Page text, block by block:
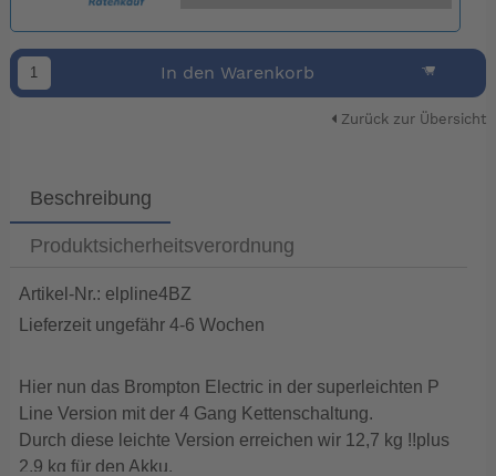
In den Warenkorb
Zurück zur Übersicht
Beschreibung
Produktsicherheitsverordnung
Artikel-Nr.: elpline4BZ
Lieferzeit ungefähr 4-6 Wochen
Hier nun das Brompton Electric in der superleichten P
Line Version mit der 4 Gang Kettenschaltung.
Durch diese leichte Version erreichen wir 12,7 kg !!plus
2,9 kg für den Akku.